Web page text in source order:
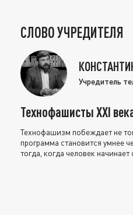
СЛОВО УЧРЕДИТЕЛЯ
Учредитель
Технофашисты XXI
Технофашизм побеждает не
программа становится умнее
тогда, когда человек